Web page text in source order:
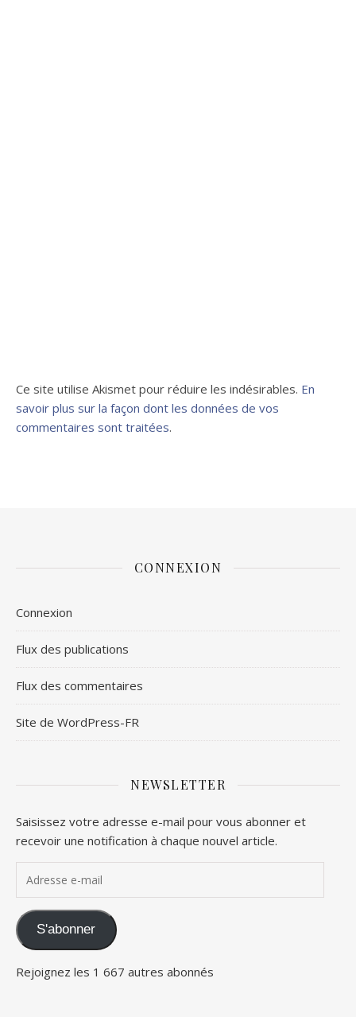
Ce site utilise Akismet pour réduire les indésirables. En
savoir plus sur la façon dont les données de vos
commentaires sont traitées.
CONNEXION
Connexion
Flux des publications
Flux des commentaires
Site de WordPress-FR
NEWSLETTER
Saisissez votre adresse e-mail pour vous abonner et
recevoir une notification à chaque nouvel article.
S'abonner
Rejoignez les 1 667 autres abonnés